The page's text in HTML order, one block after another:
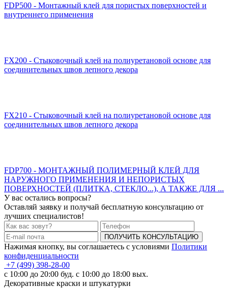
FDP500 - Монтажный клей для пористых поверхностей и
внутреннего применения
FX200 - Стыковочный клей на полиуретановой основе для
соединительных швов лепного декора
FX210 - Стыковочный клей на полиуретановой основе для
соединительных швов лепного декора
FDP700 - МОНТАЖНЫЙ ПОЛИМЕРНЫЙ КЛЕЙ ДЛЯ
НАРУЖНОГО ПРИМЕНЕНИЯ И НЕПОРИСТЫХ
ПОВЕРХНОСТЕЙ (ПЛИТКА, СТЕКЛО...), А ТАКЖЕ ДЛЯ ...
У вас остались вопросы?
Оставляй заявку и получай бесплатную консультацию от
лучших специалистов!
ПОЛУЧИТЬ КОНСУЛЬТАЦИЮ
Нажимая кнопку, вы соглашаетесь с условиями Политики
конфиденциальности
+7 (499) 398-28-00
с 10:00 до 20:00 буд. с 10:00 до 18:00 вых.
Декоративные краски и штукатурки